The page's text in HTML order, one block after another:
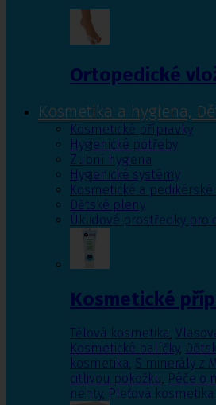
Ortopedické
Kosmetika a hygiena,
Kosmetické přípravky
Hygienické potřeby
Zubní hygiena
Hygienické systémy
Kosmetické a
Dětské pleny
Úklidové prostředky pro
Kosmetické
Tělová kosmetika,
Kosmetické balíčky,
kosmetika, S minerály z
citlivou pokožku, Péče o
nehty, Pleťová kosmetika